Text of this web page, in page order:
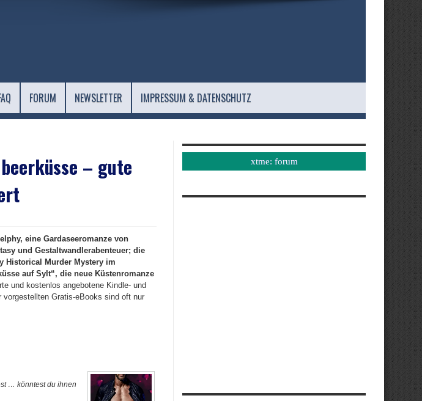
FORUM NEWSLETTER IMPRESSUM & DATENSCHUTZ
– gute
eine Gardaseeromanze von
und Gestaltwandlerabenteuer; die
Historical Murder Mystery im
auf Sylt“, die neue Küstenromanze
und kostenlos angebotene Kindle- und
vorgestellten Gratis-eBooks sind oft nur
… könntest du ihnen
xtme: forum